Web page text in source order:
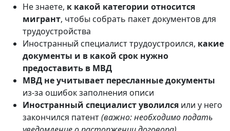
Не знаете, к какой категории относится
мигрант, чтобы собрать пакет документов для
трудоустройства
Иностранный специалист трудоустроился, какие
документы и в какой срок нужно
предоставить в МВД
МВД не учитывает пересланные документы
из-за ошибок заполнения описи
Иностранный специалист уволился или у него
закончился патент(важно: необходимо подать